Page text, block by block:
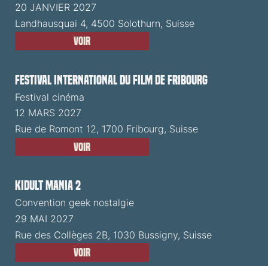
20 JANVIER 2027
Landhausquai 4, 4500 Solothurn, Suisse
Voir
Festival International du Film de Fribourg
Festival cinéma
12 MARS 2027
Rue de Romont 12, 1700 Fribourg, Suisse
Voir
Kidult Mania 2
Convention geek nostalgie
29 MAI 2027
Rue des Collèges 2B, 1030 Bussigny, Suisse
Voir